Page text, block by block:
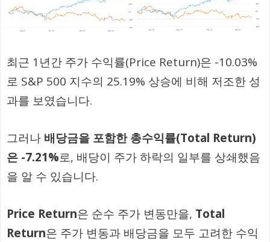
최근 1년간 주가 수익률(Price Return)은 -10.03%
로 S&P 500 지수의 25.19% 상승에 비해 저조한 성
과를 보였습니다.
그러나 배당금을 포함한 총수익률(Total Return)
은 -7.21%로, 배당이 주가 하락의 일부를 상쇄했음
을 알 수 있습니다.
Price Return은 순수 주가 변동만을, Total
Return은 주가 변동과 배당금을 모두 고려한 수익